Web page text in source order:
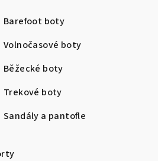
Barefoot boty
Volnočasové boty
Běžecké boty
Trekové boty
Sandály a pantofle